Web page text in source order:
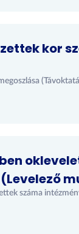
kor
száma